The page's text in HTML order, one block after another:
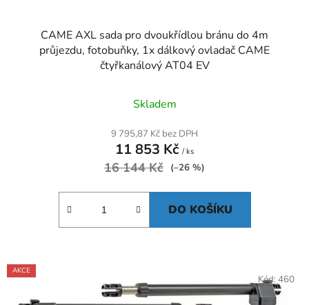
CAME AXL sada pro dvoukřídlou bránu do 4m
průjezdu, fotobuňky, 1x dálkový ovladač CAME
čtyřkanálový AT04 EV
Skladem
9 795,87 Kč bez DPH
11 853 Kč / ks
16 144 Kč (–26 %)
DO KOŠÍKU
AKCE
Kód: 460